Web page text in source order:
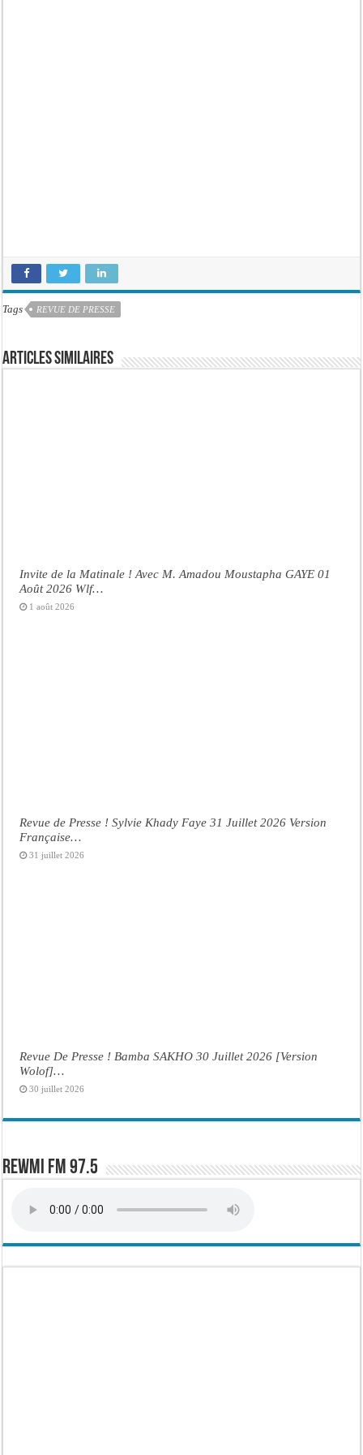
Tags REVUE DE PRESSE
Articles similaires
Invite de la Matinale ! Avec M. Amadou Moustapha GAYE 01
Août 2026 Wlf…
1 août 2026
Revue de Presse ! Sylvie Khady Faye 31 Juillet 2026 Version
Française…
31 juillet 2026
Revue De Presse ! Bamba SAKHO 30 Juillet 2026 [Version
Wolof]…
30 juillet 2026
Rewmi FM 97.5